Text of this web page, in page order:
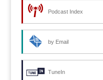
Podcast Index
by Email
TuneIn